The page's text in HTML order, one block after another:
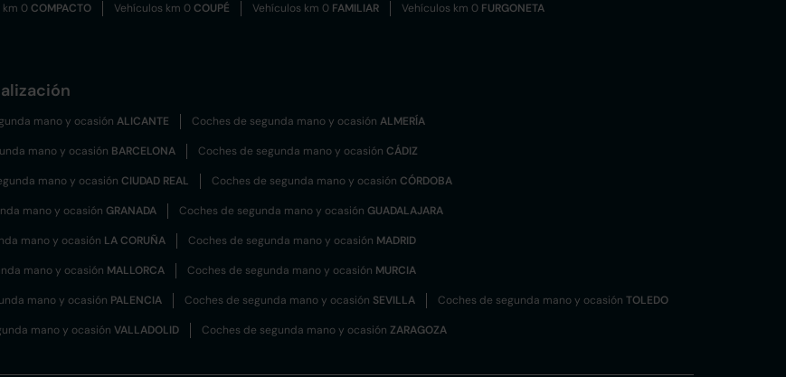
km 0COMPACTO Vehículos km 0COUPÉ Vehículos km 0 FAMILIAR Vehículos km 0 FURGONETA
mano y ocasión ALICANTE Coches de segunda mano y ocasión ALMERÍA
mano y ocasión BARCELONA Coches de segunda mano y ocasión CÁDIZ
mano y ocasión CIUDAD REAL Coches de segunda mano y ocasión CÓRDOBA
mano y ocasión GRANADA Coches de segunda mano y ocasión GUADALAJARA
mano y ocasión LA CORUÑA Coches de segunda mano y ocasión MADRID
mano y ocasión MALLORCA Coches de segunda mano y ocasión MURCIA
mano y ocasión PALENCIA Coches de segunda mano y ocasión SEVILLA Coches de segunda mano y ocasión TOLEDO
mano y ocasión VALLADOLID Coches de segunda mano y ocasión ZARAGOZA